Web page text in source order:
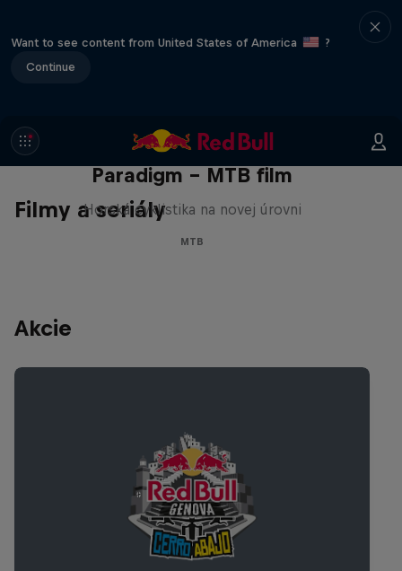
Want to see content from United States of America
?
Continue
Filmy a seriály
Paradigm - MTB film
Horská cyklistika na novej úrovni
MTB
Akcie